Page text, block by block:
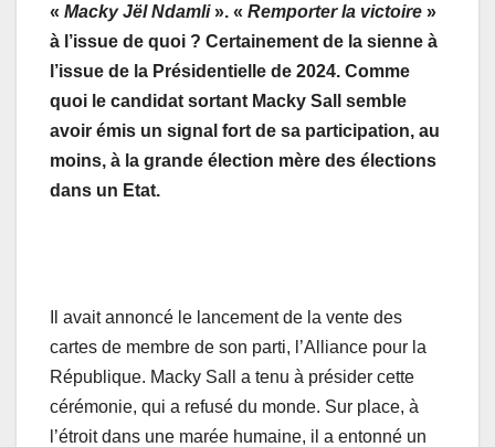
« Macky Jël Ndamli». « Remporter la victoire »
à l’issue de quoi ? Certainement de la sienne à
l’issue de la Présidentielle de 2024. Comme
quoi le candidat sortant Macky Sall semble
avoir émis un signal fort de sa participation, au
moins, à la grande élection mère des élections
dans un Etat.
Il avait annoncé le lancement de la vente des
cartes de membre de son parti, l’Alliance pour la
République. Macky Sall a tenu à présider cette
cérémonie, qui a refusé du monde. Sur place, à
l’étroit dans une marée humaine, il a entonné un